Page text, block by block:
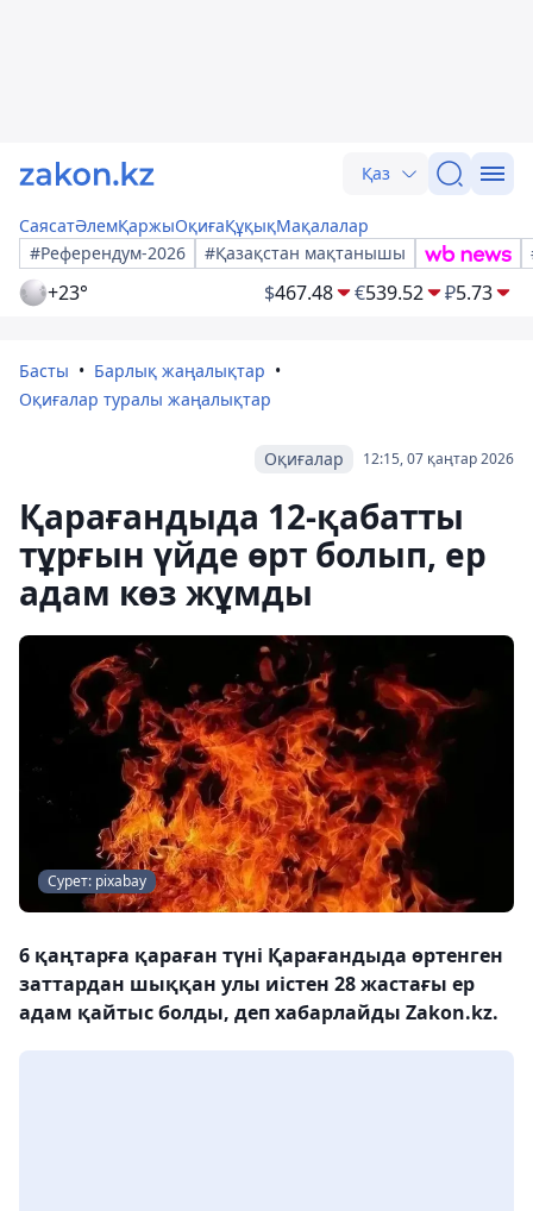
Қаз
СаясатӘлемҚаржыОқиғаҚұқықМақалалар
#Референдум-2026
#Қазақстан мақтанышы
+23° $467.48 €539.52 ₽5.73
Басты
Барлық жаңалықтар
Оқиғалар туралы жаңалықтар
12:15, 07 қаңтар 2026
Оқиғалар
Қарағандыда 12-қабатты
тұрғын үйде өрт болып, ер
адам көз жұмды
Сурет: pixabay
6 қаңтарға қараған түні Қарағандыда өртенген
заттардан шыққан улы иістен 28 жастағы ер
адам қайтыс болды, деп хабарлайды Zakon.kz.